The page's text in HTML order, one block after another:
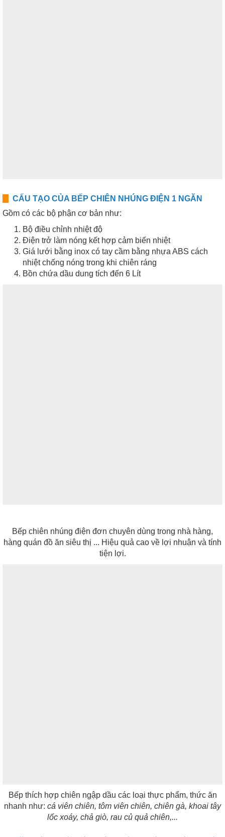
CẤU TẠO CỦA BẾP CHIÊN NHÚNG ĐIỆN 1 NGĂN
Gồm có các bộ phận cơ bản như:
Bộ điều chỉnh nhiệt độ
Điện trở làm nóng kết hợp cảm biến nhiệt
Giá lưới bằng inox có tay cầm bằng nhựa ABS cách
nhiệt chống nóng trong khi chiên ráng
Bồn chứa dầu dung tích đến 6 Lít
Bếp chiên nhúng điện đơn chuyên dùng trong nhà hàng,
hàng quán đồ ăn siêu thị ... Hiệu quả cao về lợi nhuận và tính
tiện lợi.
Bếp thích hợp chiên ngập dầu các loại thực phẩm, thức ăn
nhanh như: cá viên chiên, tôm viên chiên, chiên gà, khoai tây
lốc xoáy, chả giò, rau củ quả chiên,...